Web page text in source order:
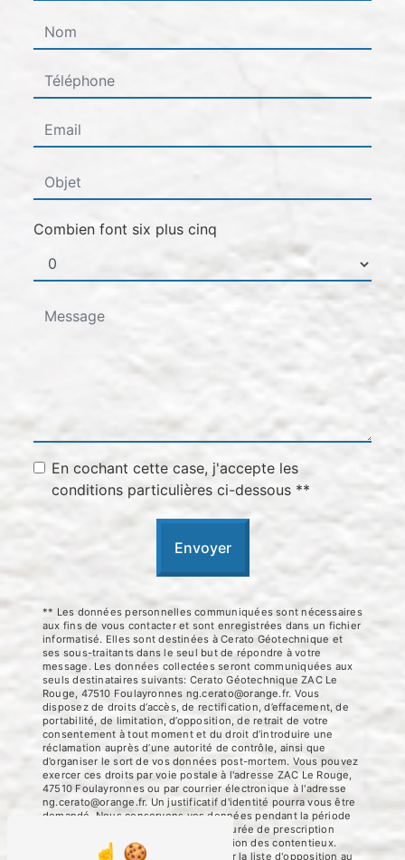
Combien font six plus cinq
En cochant cette case, j'accepte les
conditions particulières ci-dessous **
Envoyer
** Les données personnelles communiquées sont nécessaires
aux fins de vous contacter et sont enregistrées dans un fichier
informatisé. Elles sont destinées à Cerato Géotechnique et
ses sous-traitants dans le seul but de répondre à votre
message. Les données collectées seront communiquées aux
seuls destinataires suivants: Cerato Géotechnique ZAC Le
Rouge, 47510 Foulayronnes ng.cerato@orange.fr. Vous
disposez de droits d’accès, de rectification, d’effacement, de
portabilité, de limitation, d’opposition, de retrait de votre
consentement à tout moment et du droit d’introduire une
réclamation auprès d’une autorité de contrôle, ainsi que
d’organiser le sort de vos données post-mortem. Vous pouvez
exercer ces droits par voie postale à l'adresse ZAC Le Rouge,
47510 Foulayronnes ou par courrier électronique à l'adresse
ng.cerato@orange.fr. Un justificatif d'identité pourra vous être
demandé. Nous conservons vos données pendant la période
de prise de contact puis pendant la durée de prescription
légale aux fins probatoires et de gestion des contentieux.
Vous avez le droit de vous inscrire sur la liste d'opposition au